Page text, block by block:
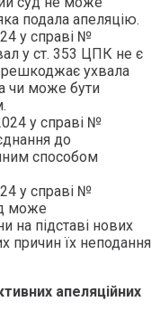
подала апеляцію.
у справі №
у ст. 353 ЦПК не є
ухвала
чи може бути
у справі №
до
способом
у справі №
може
на підставі нових
причин їх неподання
апеляційних